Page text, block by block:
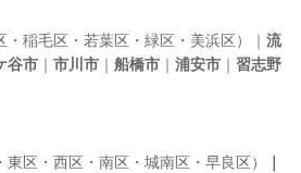
・稲毛区・若葉区・緑区・美浜区）｜ 流
谷市 ｜ 市川市 ｜ 船橋市 ｜ 浦安市 ｜ 習志野
東区・西区・南区・城南区・早良区）